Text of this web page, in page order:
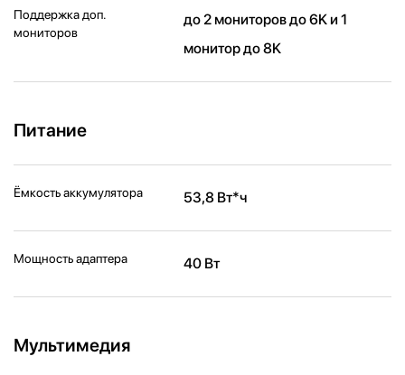
Поддержка доп.
мониторов
до 2 мониторов до 6K и 1
монитор до 8K
Питание
Ёмкость аккумулятора 53,8 Вт*ч
Мощность адаптера 40 Вт
Мультимедия